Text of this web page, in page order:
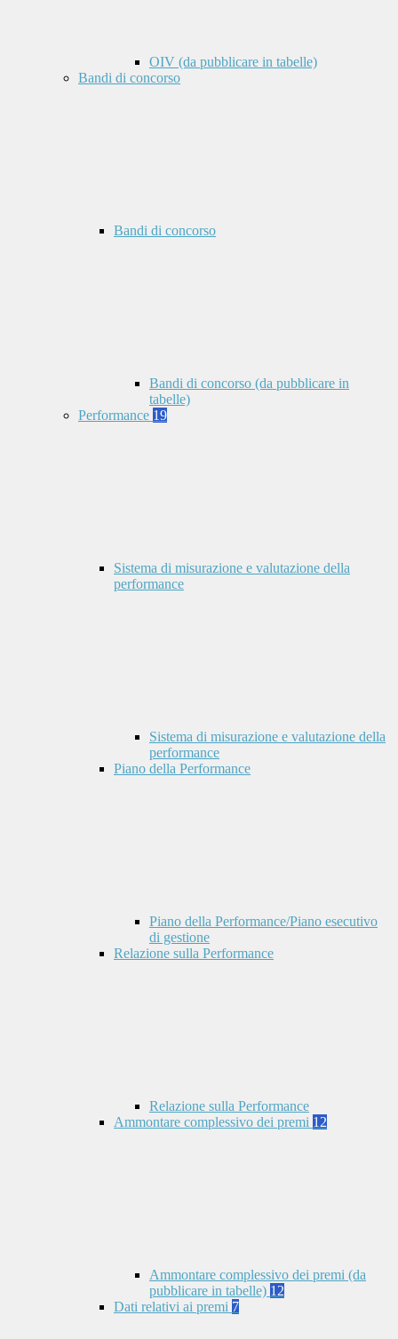
OIV (da pubblicare in tabelle)
Bandi di concorso
Bandi di concorso
Bandi di concorso (da pubblicare in
tabelle)
Performance 19
Sistema di misurazione e valutazione della
performance
Sistema di misurazione e valutazione della
performance
Piano della Performance
Piano della Performance/Piano esecutivo
di gestione
Relazione sulla Performance
Relazione sulla Performance
Ammontare complessivo dei premi 12
Ammontare complessivo dei premi (da
pubblicare in tabelle) 12
Dati relativi ai premi 7